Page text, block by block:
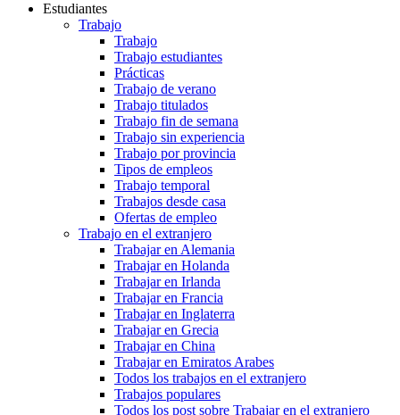
Estudiantes
Trabajo
Trabajo
Trabajo estudiantes
Prácticas
Trabajo de verano
Trabajo titulados
Trabajo fin de semana
Trabajo sin experiencia
Trabajo por provincia
Tipos de empleos
Trabajo temporal
Trabajos desde casa
Ofertas de empleo
Trabajo en el extranjero
Trabajar en Alemania
Trabajar en Holanda
Trabajar en Irlanda
Trabajar en Francia
Trabajar en Inglaterra
Trabajar en Grecia
Trabajar en China
Trabajar en Emiratos Arabes
Todos los trabajos en el extranjero
Trabajos populares
Todos los post sobre Trabajar en el extranjero